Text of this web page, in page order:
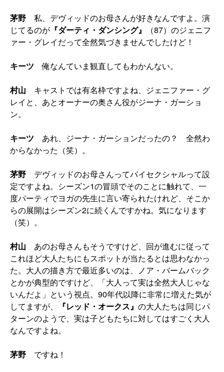
茅野 私、デヴィッドのお母さんが好きなんですよ。演
じてるのが 『ダーティ・ダンシング』
（87）のジェニフ
ァー・グレイだって全然気づきませんでしたけど！
キーツ 俺なんていま観直してもわかんない。
村山 キャストでは有名枠ですよね、ジェニファー・グ
レイと、あとオーナーの奥さん役がジーナ・ガーショ
ン。
キーツ あれ、ジーナ・ガーションだったの？ 全然わ
からなかった（笑）。
茅野 デヴィッドのお母さんってバイセクシャルって設
定ですよね。シーズン1の冒頭でそのことに触れて、一
度パーティでヨガの先生に言い寄られたけれど、そこか
らの展開はシーズン2に続くんですかね。気になります
（笑）。
村山 あのお母さんもそうですけど、回が進むに従って
これほど大人たちにもスポットが当たるとは思わなかっ
た。大人の描き方で最近多いのは、ノア・バームバック
とかが典型的ですけど、「大人って実は全然大人じゃな
いんだよ」という視点。90年代以降に非常に増えた気が
してますが、
『レッド・オークス』 の大人たちは同じパ
ターンのようで、実は子どもたちに対してはすごく大人
なんですよね。
茅野 ですね！